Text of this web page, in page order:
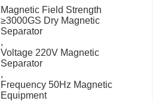
Magnetic Field Strength
≥3000GS Dry Magnetic
Separator
,
Voltage 220V Magnetic
Separator
,
Frequency 50Hz Magnetic
Equipment